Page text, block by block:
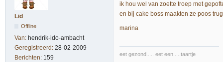
Lid
Offline
Van: hendrik-ido-ambacht
Geregistreerd: 28-02-2009
Berichten: 159
ik hou wel van zoette troep met
en bij cake boss maakten ze poos
marina
eet gezond..... eet een.....taartje